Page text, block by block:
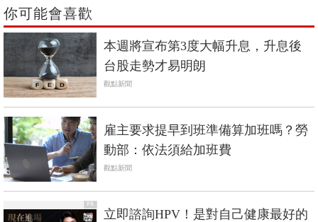
你可能會喜歡
本週將宣布第3度大幅升息，升息後
台股走勢才易明朗
觀點新聞
雇主要求提早到班準備算加班嗎？勞
動部：依法須給加班費
觀點新聞
PR
立即諮詢HPV！是對自己健康最好的